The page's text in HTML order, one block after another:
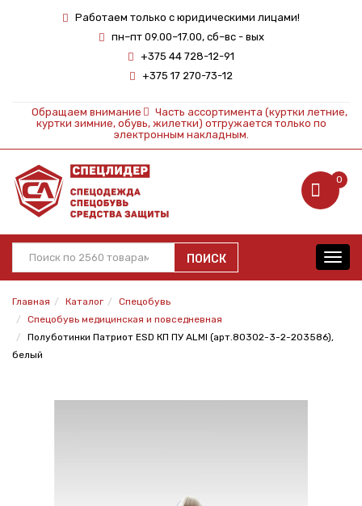
Работаем только с юридическими лицами!
пн–пт 09.00–17.00, сб–вс - вых
+375 44 728-12-91
+375 17 270-73-12
Обращаем внимание
Часть ассортимента (куртки летние,
куртки зимние, обувь, жилетки) отгружается только по
электронным накладным.
0
ПОИСК
Главная Каталог
Спецобувь
Спецобувь медицинская и повседневная
Полуботинки Патриот ESD КП ПУ ALMI (арт.80302-3-2-203586),
белый